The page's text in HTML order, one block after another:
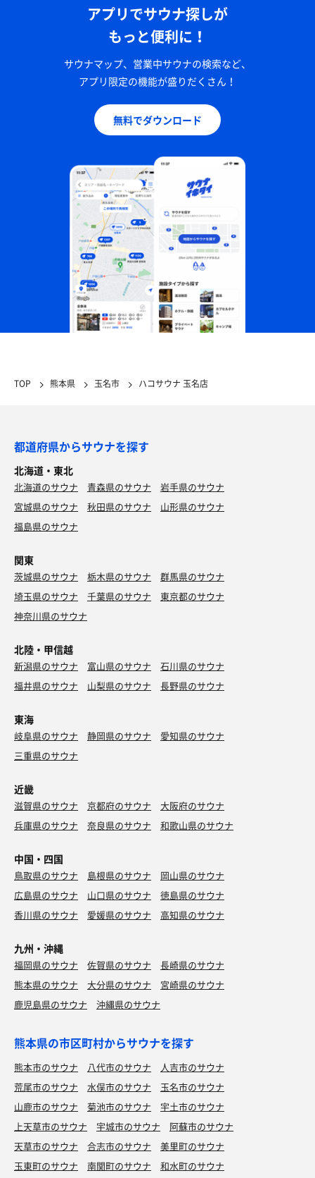
大盛りラーメン！
トトノッタ体に玉名ラーメンが沁みる！ ※撮影禁止で
したのでラーメンは撮れませんでした。
アプリでサウナ探しが
もっと便利に！
サウナマップ、営業中サウナの検索など、
アプリ限定の機能が盛りだくさん！
無料でダウンロード
TOP 熊本県 玉名市 ハコサウナ 玉名店
都道府県からサウナを探す
北海道・東北
北海道のサウナ 青森県のサウナ
岩手県のサウナ
宮城県のサウナ
秋田県のサウナ
山形県のサウナ
福島県のサウナ
関東
茨城県のサウナ 栃木県のサウナ
群馬県のサウナ
埼玉県のサウナ
千葉県のサウナ
東京都のサウナ
神奈川県のサウナ
北陸・甲信越
新潟県のサウナ 富山県のサウナ
石川県のサウナ
福井県のサウナ
山梨県のサウナ 長野県のサウナ
東海
岐阜県のサウナ 静岡県のサウナ
愛知県のサウナ
三重県のサウナ
近畿
滋賀県のサウナ 京都府のサウナ
大阪府のサウナ
兵庫県のサウナ
奈良県のサウナ 和歌山県のサウナ
中国・四国
鳥取県のサウナ 島根県のサウナ
岡山県のサウナ
広島県のサウナ
山口県のサウナ
徳島県のサウナ
香川県のサウナ
愛媛県のサウナ 高知県のサウナ
九州・沖縄
福岡県のサウナ 佐賀県のサウナ
長崎県のサウナ
熊本県のサウナ
大分県のサウナ
宮崎県のサウナ
鹿児島県のサウナ
沖縄県のサウナ
熊本県の市区町村からサウナを探す
熊本市のサウナ 八代市のサウナ
人吉市のサウナ
荒尾市のサウナ
水俣市のサウナ
玉名市のサウナ
山鹿市のサウナ
菊池市のサウナ
宇土市のサウナ
上天草市のサウナ
宇城市のサウナ
阿蘇市のサウナ
天草市のサウナ
合志市のサウナ
美里町のサウナ
玉東町のサウナ
南関町のサウナ
和水町のサウナ